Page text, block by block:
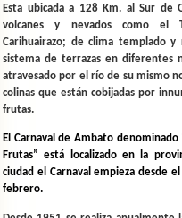
Esta ubicada a 128 Km. al Sur de
volcanes y nevados como el
Carihuairazo; de clima templado
sistema de terrazas en diferentes
atravesado por el río de su mismo
colinas que están cobijadas por
frutas.
El Carnaval de Ambato denominado
Frutas” está localizado en la
ciudad el Carnaval empieza desde
febrero.